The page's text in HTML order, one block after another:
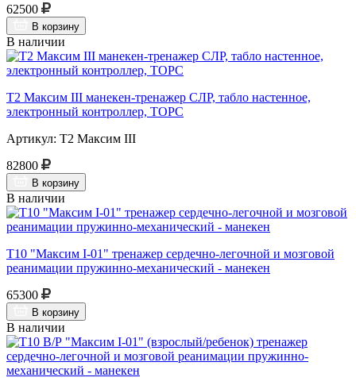
62500
В корзину
В наличии
Т2 Максим III манекен-тренажер СЛР, табло настенное,
электронный контроллер, ТОРС
Артикул: Т2 Максим III
82800
В корзину
В наличии
Т10 "Максим I-01" тренажер сердечно-легочной и мозговой
реанимации пружинно-механический - манекен
65300
В корзину
В наличии